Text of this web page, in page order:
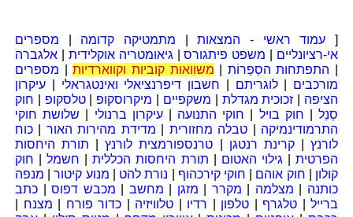
[ עמוד ראשי - המצאות| מתמטיקה קדומה
מספרים
אי-רציונליים
משפט פיתגורס| גיאומטריה אוקלידית
אלגברה
התפתחות הסְפַרוֹת משוואות קוביות וקווארדיות| מספרים
מורכבים |לוגריתם חשבון דיפרנציאלי ואינטגראלי
עיקרון
הציפה
זכוכית מגדלת משקפיים מיקרוסקופ |טלסקופ
חוק
סְנֵל| חוק בויל חוקי התנועה |עיקרון ברנולי
שלושת חוקי
התרמודינמיקה
טבלה מחזורית מדידת מהירות האור
כוח
לורנץ|קרינת רנטגן טרנספורמצית לורנץ| תורת היחסות
הפרטית| גילוי האטום תורת היחסות הכללית| חשמל| חוק
קולון
חוק אוהם חוקי קירכהוף נורת להט מנוע קיטור| מנפה
כותנה
מצלמה מקרר מזגן מחשב מכבש דפוס| כתב
ברייל
טלגרף טלפון רדיו טלוויזיה כדור פורח מצנח